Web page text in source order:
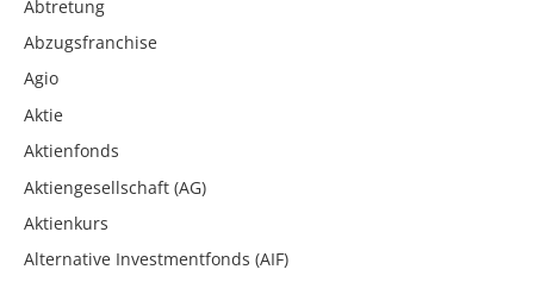
Abtretung
Abzugsfranchise
Agio
Aktie
Aktienfonds
Aktiengesellschaft (AG)
Aktienkurs
Alternative Investmentfonds (AIF)